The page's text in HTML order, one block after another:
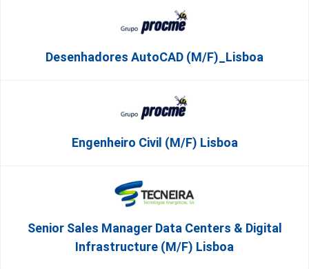
Desenhadores AutoCAD (m/f)_Lisboa
Engenheiro Civil (m/f) Lisboa
Senior Sales Manager Data Centers & Digital
Infrastructure (m/f) Lisboa